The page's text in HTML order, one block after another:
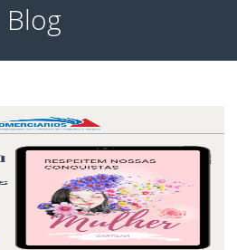
Blog